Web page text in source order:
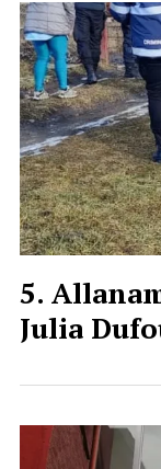
Julia